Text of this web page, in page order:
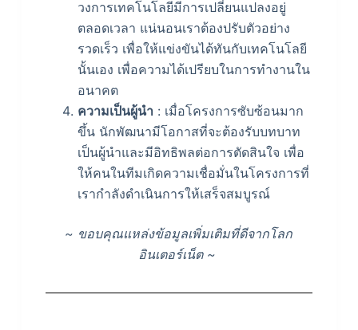
วงการเทคโนโลยีมีการเปลี่ยนแปลงอยู่
ตลอดเวลา แน่นอนเราต้องปรับตัวอย่าง
รวดเร็ว เพื่อให้แข่งขันได้ทันกับเทคโนโลยี
นั้นเอง เพื่อความได้เปรียบในการทำงานใน
อนาคต
ความเป็นผู้นำ: เมื่อโครงการซับซ้อนมาก
ขึ้น นักพัฒนามีโอกาสที่จะต้องรับบทบาท
เป็นผู้นำและมีอิทธิพลต่อการตัดสินใจ เพื่อ
ให้คนในทีมเกิดความเชื่อมั่นในโครงการที่
เรากำลังดำเนินการให้เสร็จสมบูรณ์
~ ขอบคุณแหล่งข้อมูลเพิ่มเติมที่ดีจากโลก
อินเตอร์เน็ต ~